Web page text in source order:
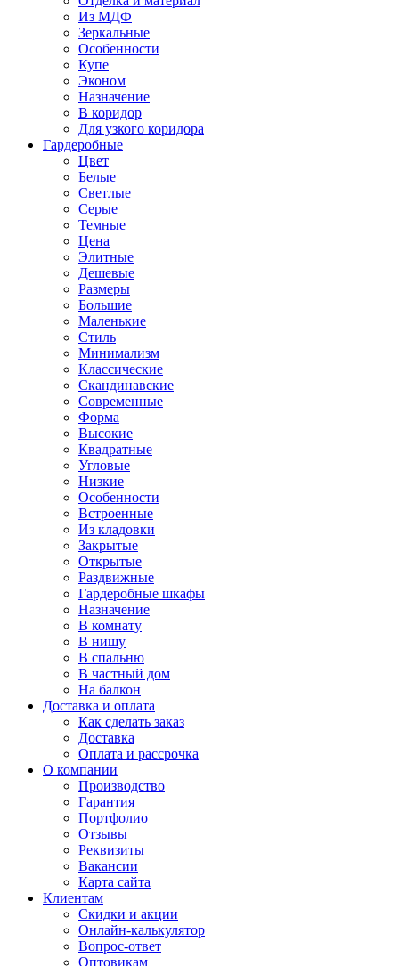
Из МДФ
Зеркальные
Особенности
Купе
Эконом
Назначение
В коридор
Для узкого коридора
Гардеробные
Цвет
Белые
Светлые
Серые
Темные
Цена
Элитные
Дешевые
Размеры
Большие
Маленькие
Стиль
Минимализм
Классические
Скандинавские
Современные
Форма
Высокие
Квадратные
Угловые
Низкие
Особенности
Встроенные
Из кладовки
Закрытые
Открытые
Раздвижные
Гардеробные шкафы
Назначение
В комнату
В нишу
В спальню
В частный дом
На балкон
Доставка и оплата
Как сделать заказ
Доставка
Оплата и рассрочка
О компании
Производство
Гарантия
Портфолио
Отзывы
Реквизиты
Вакансии
Карта сайта
Клиентам
Скидки и акции
Онлайн-калькулятор
Вопрос-ответ
Оптовикам